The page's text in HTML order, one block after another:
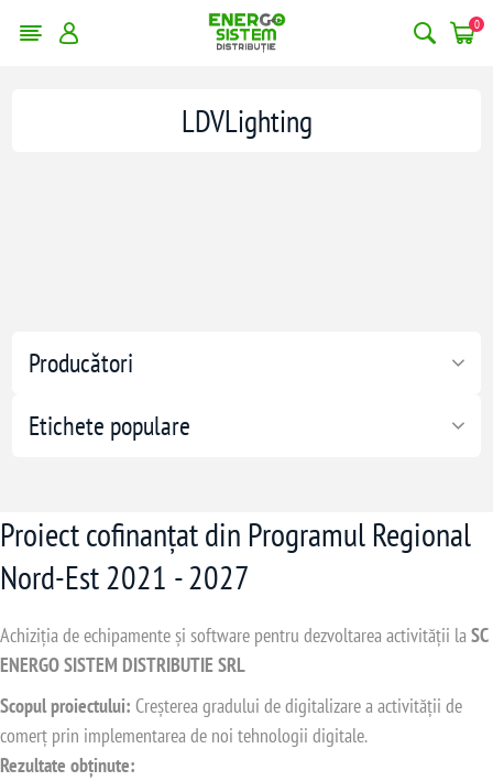
0
Producători
Etichete populare
LDVLighting
Proiect cofinanțat din Programul Regional
Nord-Est 2021 - 2027
Achiziția de echipamente și software pentru dezvoltarea activității laSC
ENERGO SISTEM DISTRIBUTIE SRL
Scopul proiectului: Creșterea gradului de digitalizare a activității de
comerț prin implementarea de noi tehnologii digitale.
Rezultate obținute: